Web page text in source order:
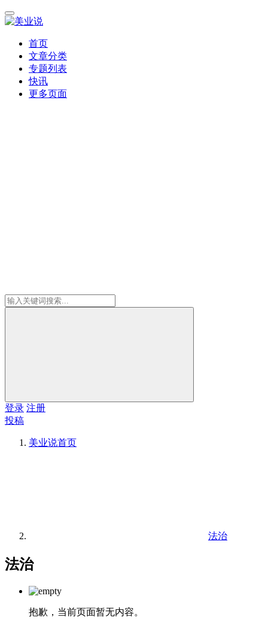
首页
文章分类
专题列表
快讯
更多页面
登录 注册
投稿
美业说首页
法治
法治
抱歉，当前页面暂无内容。